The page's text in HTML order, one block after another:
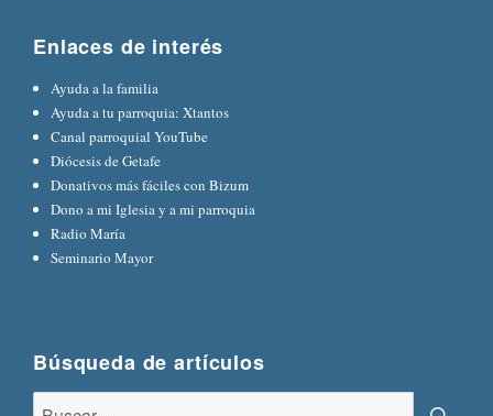
Enlaces de interés
Ayuda a la familia
Ayuda a tu parroquia: Xtantos
Canal parroquial YouTube
Diócesis de Getafe
Donativos más fáciles con Bizum
Dono a mi Iglesia y a mi parroquia
Radio María
Seminario Mayor
Búsqueda de artículos